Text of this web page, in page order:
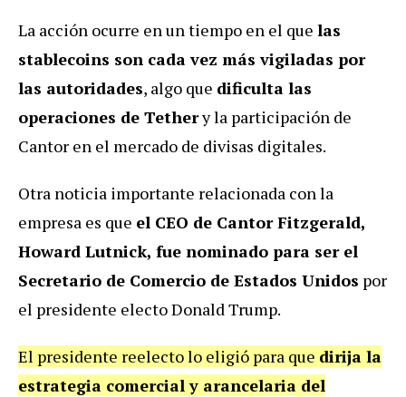
La acción ocurre en un tiempo en el que las
stablecoins son cada vez más vigiladas por
las autoridades, algo que dificulta las
operaciones de Tethery la participación de
Cantor en el mercado de divisas digitales.
Otra noticia importante relacionada con la
empresa es que el CEO de Cantor Fitzgerald,
Howard Lutnick, fue nominado para ser el
Secretario de Comercio de Estados Unidos por
el presidente electo Donald Trump.
El presidente reelecto lo eligió para que dirija la
estrategia comercial y arancelaria del